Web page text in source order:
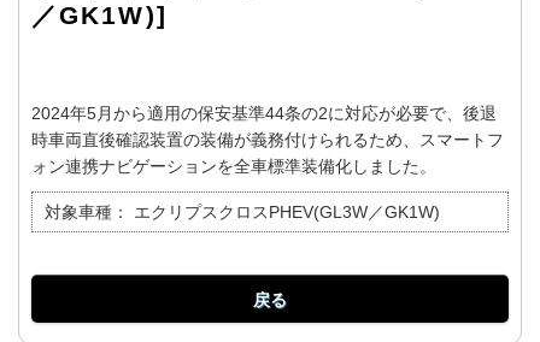
／GK1W)]
2024年5月から適用の保安基準44条の2に対応が必要で、後退
時車両直後確認装置の装備が義務付けられるため、スマートフ
ォン連携ナビゲーションを全車標準装備化しました。
対象車種： エクリプスクロスPHEV(GL3W／GK1W)
戻る